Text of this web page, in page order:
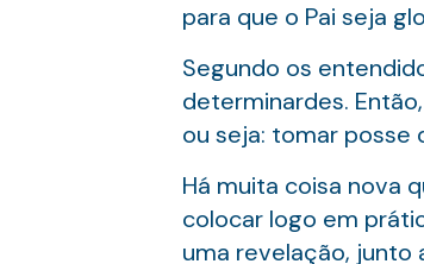
para que o Pai seja
Segundo os
determinardes.
ou seja: tomar posse
Há muita coisa nova
colocar logo em
uma revelação, junto